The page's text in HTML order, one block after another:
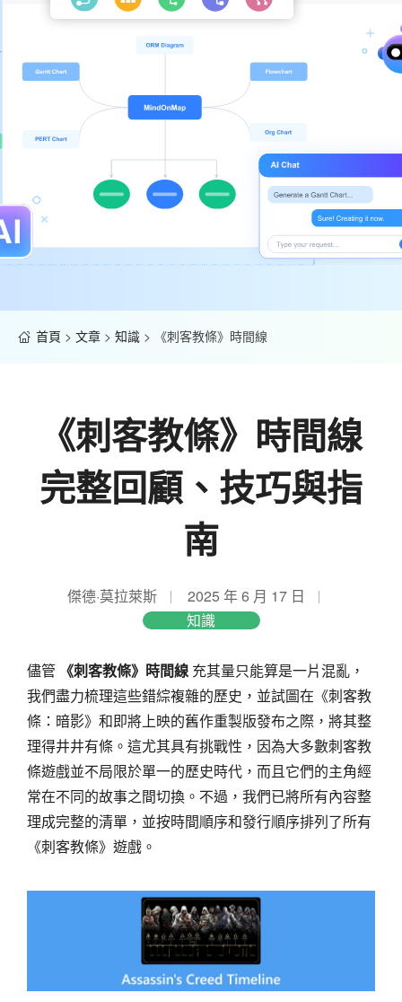
首頁 > 文章 > 知識 > 《刺客教條》時間線
《刺客教條》時間線
完整回顧、技巧與指
南
傑德·莫拉萊斯
2025 年 6 月 17 日
知識
儘管 《刺客教條》時間線 充其量只能算是一片混亂，
我們盡力梳理這些錯綜複雜的歷史，並試圖在《刺客教
條：暗影》和即將上映的舊作重製版發布之際，將其整
理得井井有條。這尤其具有挑戰性，因為大多數刺客教
條遊戲並不局限於單一的歷史時代，而且它們的主角經
常在不同的故事之間切換。不過，我們已將所有內容整
理成完整的清單，並按時間順序和發行順序排列了所有
《刺客教條》遊戲。